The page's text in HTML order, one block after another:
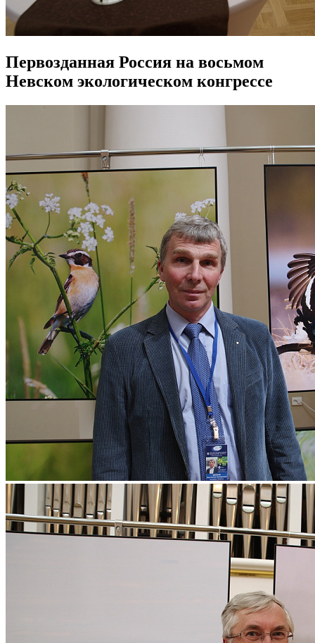
Первозданная Россия на восьмом
Невском экологическом конгрессе